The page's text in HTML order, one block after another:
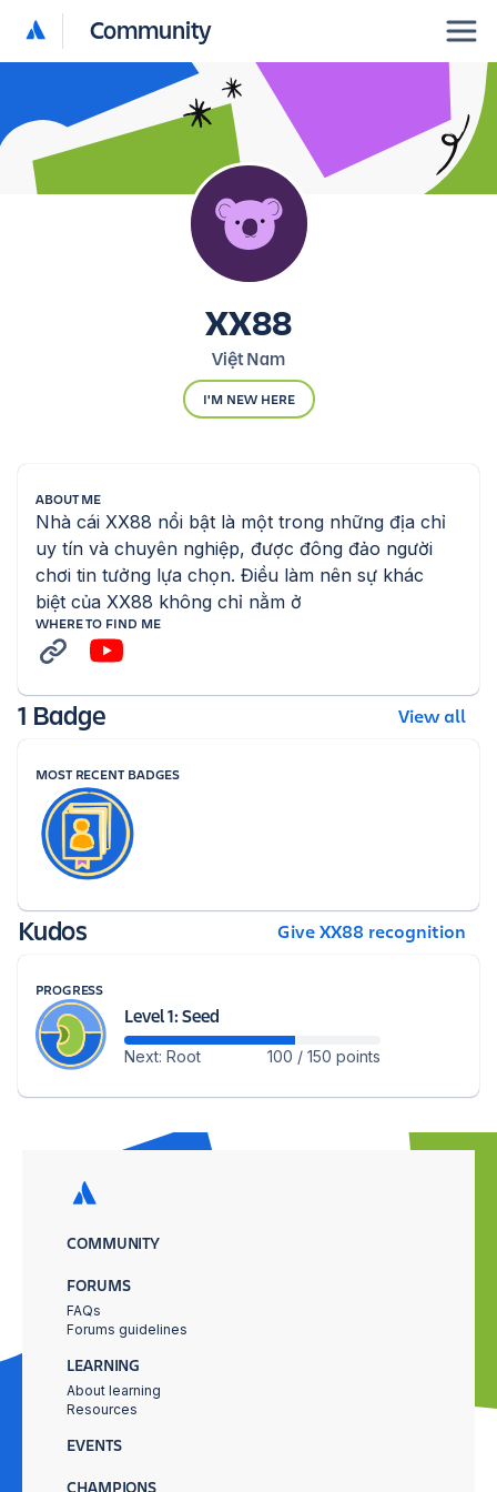
Community
XX88
I'M NEW HERE
Việt Nam
1 Badge View all
MOST RECENT BADGES
Kudos Give XX88 recognition
PROGRESS
Level 1: Seed
Next: Root 100 / 150 points
ABOUT ME
Nhà cái XX88 nổi bật là một trong những địa chỉ
uy tín và chuyên nghiệp, được đông đảo người
chơi tin tưởng lựa chọn. Điều làm nên sự khác
biệt của XX88 không chỉ nằm ở
WHERE TO FIND ME
COMMUNITY
FORUMS
FAQs
Forums guidelines
LEARNING
About learning
Resources
EVENTS
CHAMPIONS